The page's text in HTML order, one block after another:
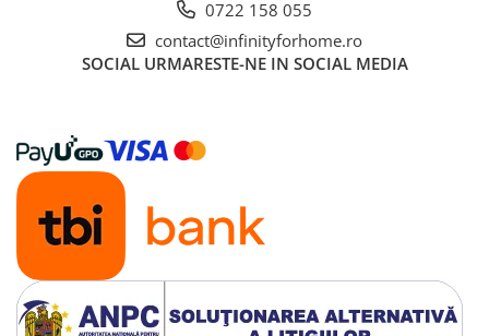
0722 158 055
contact@infinityforhome.ro
SOCIAL URMARESTE-NE IN SOCIAL MEDIA